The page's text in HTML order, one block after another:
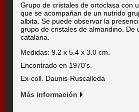
Grupo de cristales de ortoclasa con
que se acompañan de un nutrido
albita. Se puede observar la
grupo de cristales de almandino. De
catalana.
Medidas: 9.2 x 5.4 x 3.0 cm.
Encontrado en 1970's.
Ex-coll. Daunis-Ruscalleda
Más información